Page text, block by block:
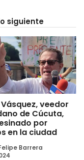
siguiente
veedor
de Cúcuta,
por
en la ciudad
Barrera